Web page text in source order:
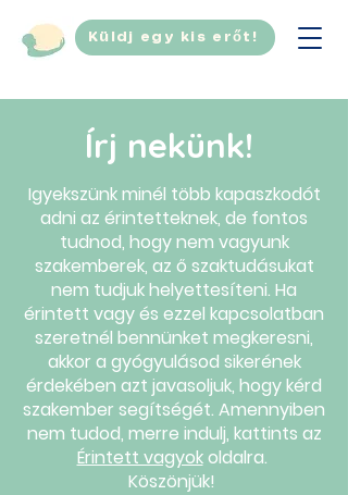
Küldj egy kis erőt!
Írj nekünk!
Igyekszünk minél több kapaszkodót
adni az érintetteknek, de fontos
tudnod, hogy nem vagyunk
szakemberek, az ő szaktudásukat
nem tudjuk helyettesíteni. Ha
érintett vagy és ezzel kapcsolatban
szeretnél bennünket megkeresni,
akkor a gyógyulásod sikerének
érdekében azt javasoljuk, hogy kérd
szakember segítségét. Amennyiben
nem tudod, merre indulj, kattints az
Érintett vagyokoldalra.
Köszönjük!